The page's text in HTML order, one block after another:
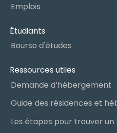
Emplois
Étudiants
Bourse d'études
Ressources utiles
Demande d’hébergement
Guide des résidences et